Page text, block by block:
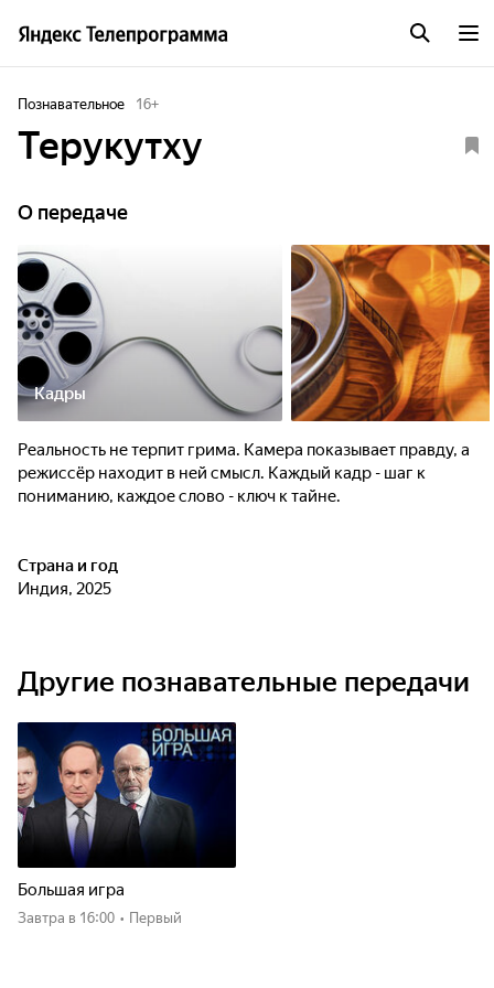
Познавательное 16+
Терукутху
О передаче
Кадры
Реальность не терпит грима. Камера показывает правду, а
режиссёр находит в ней смысл. Каждый кадр - шаг к
пониманию, каждое слово - ключ к тайне.
Страна и год
Индия, 2025
Другие познавательные передачи
Большая игра
Завтра в 16:00 • Первый